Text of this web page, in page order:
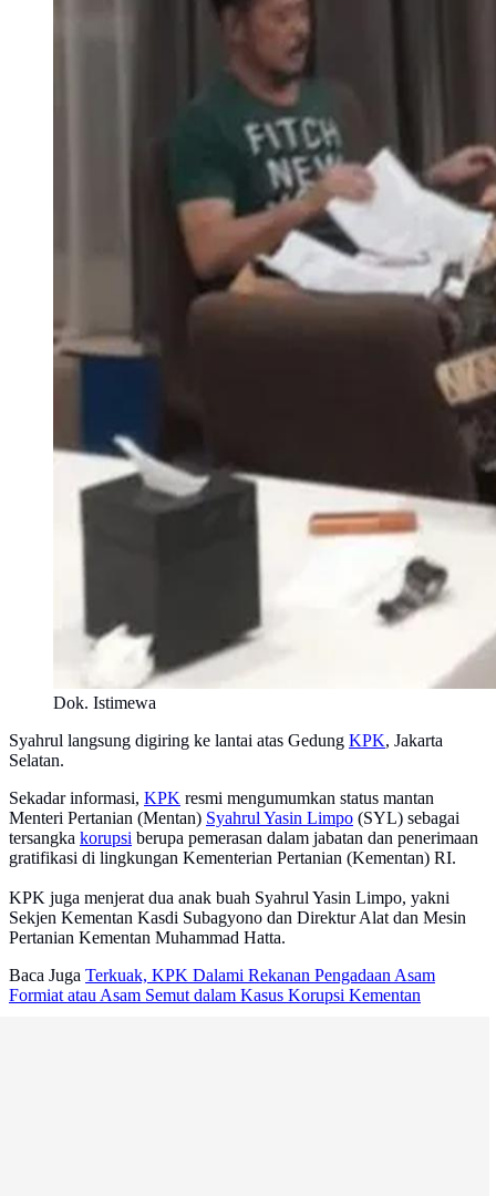
Dok. Istimewa
Syahrul langsung digiring ke lantai atas Gedung KPK, Jakarta
Selatan.
Sekadar informasi, KPK resmi mengumumkan status mantan
Menteri Pertanian (Mentan) Syahrul Yasin Limpo (SYL) sebagai
tersangka korupsi berupa pemerasan dalam jabatan dan penerimaan
gratifikasi di lingkungan Kementerian Pertanian (Kementan) RI.
KPK juga menjerat dua anak buah Syahrul Yasin Limpo, yakni
Sekjen Kementan Kasdi Subagyono dan Direktur Alat dan Mesin
Pertanian Kementan Muhammad Hatta.
Baca Juga Terkuak, KPK Dalami Rekanan Pengadaan Asam
Formiat atau Asam Semut dalam Kasus Korupsi Kementan